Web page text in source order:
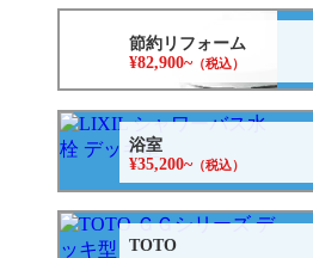
節約リフォーム
¥82,900~（税込）
浴室
¥35,200~（税込）
TOTO